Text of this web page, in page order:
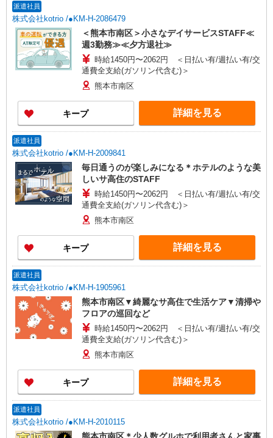
派遣社員
株式会社kotrio /●KM-H-2086479
＜熊本市南区＞小さなデイサービスSTAFF≪
週3勤務≫≪夕方退社≫
時給1450円〜2062円 ＜日払い有/週払い有/交
通費全支給(ガソリン代含む)＞
熊本市南区
キープ 詳細を見る
派遣社員
株式会社kotrio /●KM-H-2009841
毎日通うのが楽しみになる＊ホテルのような美
しいサ高住のSTAFF
時給1450円〜2062円 ＜日払い有/週払い有/交
通費全支給(ガソリン代含む)＞
熊本市南区
キープ 詳細を見る
派遣社員
株式会社kotrio /●KM-H-1905961
熊本市南区▼綺麗なサ高住で生活ケア▼清掃や
フロアの巡回など
時給1450円〜2062円 ＜日払い有/週払い有/交
通費全支給(ガソリン代含む)＞
熊本市南区
キープ 詳細を見る
派遣社員
株式会社kotrio /●KM-H-2010115